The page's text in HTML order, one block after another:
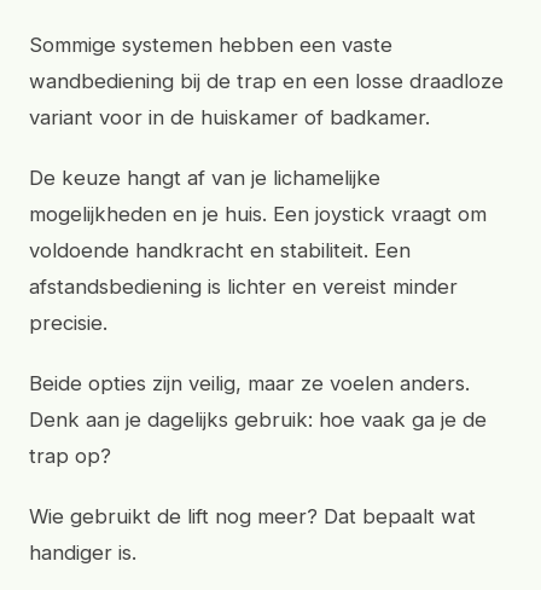
Sommige systemen hebben een vaste
wandbediening bij de trap en een losse draadloze
variant voor in de huiskamer of badkamer.
De keuze hangt af van je lichamelijke
mogelijkheden en je huis. Een joystick vraagt om
voldoende handkracht en stabiliteit. Een
afstandsbediening is lichter en vereist minder
precisie.
Beide opties zijn veilig, maar ze voelen anders.
Denk aan je dagelijks gebruik: hoe vaak ga je de
trap op?
Wie gebruikt de lift nog meer? Dat bepaalt wat
handiger is.